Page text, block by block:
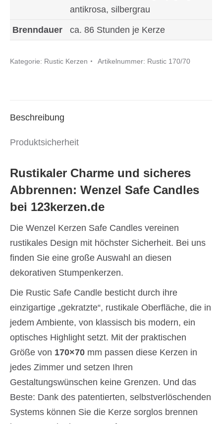
Menge
antikrosa, silbergrau
Brenndauer ca. 86 Stunden je Kerze
Kategorie: Rustic Kerzen Artikelnummer: Rustic 170/70
Beschreibung
Produktsicherheit
Rustikaler Charme und sicheres
Abbrennen: Wenzel Safe Candles
bei 123kerzen.de
Die Wenzel Kerzen Safe Candles vereinen
rustikales Design mit höchster Sicherheit. Bei uns
finden Sie eine große Auswahl an diesen
dekorativen Stumpenkerzen.
Die Rustic Safe Candle besticht durch ihre
einzigartige „gekratzte“, rustikale Oberfläche, die in
jedem Ambiente, von klassisch bis modern, ein
optisches Highlight setzt. Mit der praktischen
Größe von 170×70 mm passen diese Kerzen in
jedes Zimmer und setzen Ihren
Gestaltungswünschen keine Grenzen. Und das
Beste: Dank des patentierten, selbstverlöschenden
Systems können Sie die Kerze sorglos brennen